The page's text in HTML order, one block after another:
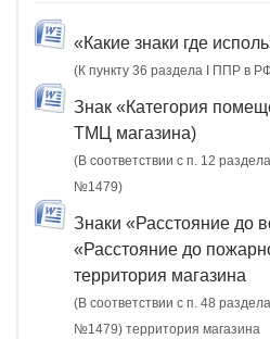
«Какие знаки где
(К пункту 36 раздела I ППР в
Знак «Категория
ТМЦ магазина)
(В соответствии с п. 12
№1479)
Знаки «Расстояние до
«Расстояние до
территория магазина
(В соответствии с п. 48
№1479) территория магазина